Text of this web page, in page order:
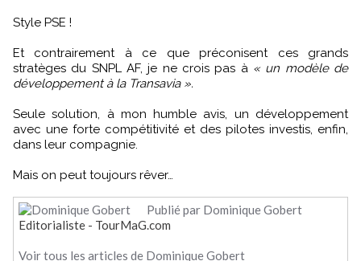
Style PSE !
Et contrairement à ce que préconisent ces grands
stratèges du SNPL AF, je ne crois pas à « un modèle de
développement à la Transavia ».
Seule solution, à mon humble avis, un développement
avec une forte compétitivité et des pilotes investis, enfin,
dans leur compagnie.
Mais on peut toujours rêver…
Publié par Dominique Gobert
Editorialiste - TourMaG.com
Voir tous les articles de Dominique Gobert